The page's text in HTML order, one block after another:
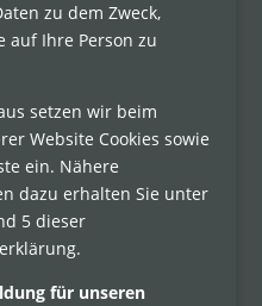
zu dem Zweck,
auf Ihre Person zu
setzen wir beim
Website Cookies sowie
ein. Nähere
dazu erhalten Sie unter
5 dieser
für unseren